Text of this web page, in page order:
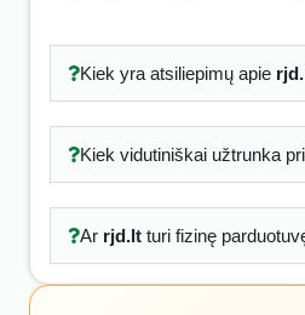
Kiek yra atsiliepimų apie
Kiek vidutiniškai užtrunka
Ar rjd.ltturi fizinę